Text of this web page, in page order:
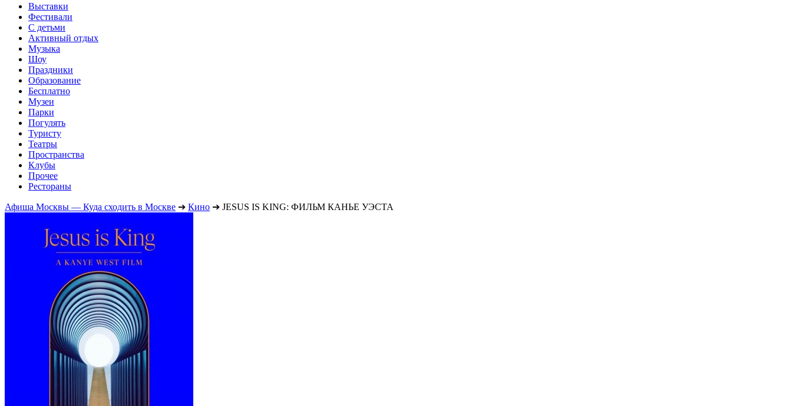
Выставки
Фестивали
С детьми
Активный отдых
Музыка
Шоу
Праздники
Образование
Бесплатно
Музеи
Парки
Погулять
Туристу
Театры
Пространства
Клубы
Прочее
Рестораны
Афиша Москвы — Куда сходить в Москве ➔ Кино ➔ JESUS IS KING: ФИЛЬМ КАНЬЕ УЭСТА